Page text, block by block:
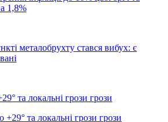
1,8%
металобрухту стався вибух: є
та локальні грози грози